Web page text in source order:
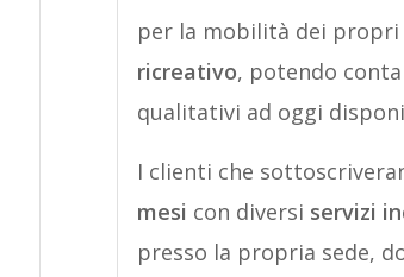
per la mobilità dei
ricreativo, potendo
qualitativi ad oggi
I clienti che
mesi con diversi servizi
presso la propria sede,